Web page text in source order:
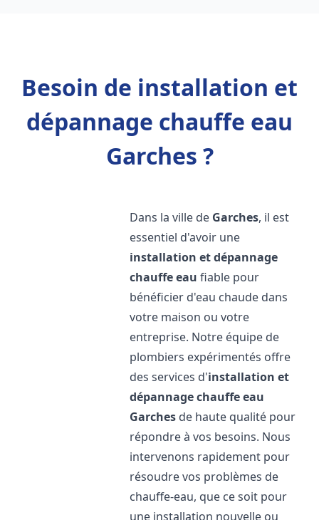
Besoin de installation et
dépannage chauffe eau
Garches ?
Dans la ville de Garches, il est
essentiel d'avoir une
installation et dépannage
chauffe eau fiable pour
bénéficier d'eau chaude dans
votre maison ou votre
entreprise. Notre équipe de
plombiers expérimentés offre
des services d'installation et
dépannage chauffe eau
Garches de haute qualité pour
répondre à vos besoins. Nous
intervenons rapidement pour
résoudre vos problèmes de
chauffe-eau, que ce soit pour
une installation nouvelle ou